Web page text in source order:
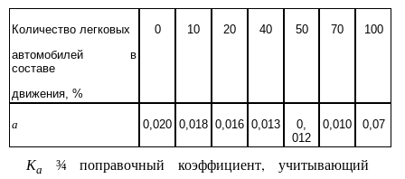
Количество легковых
автомобилей в
составе
движения, %
0 10 20 40 50 70 100
a 0,020 0,018 0,016 0,013
0,
012
0,010 0,07
Кa ¾
поправочный коэффициент, учитывающий